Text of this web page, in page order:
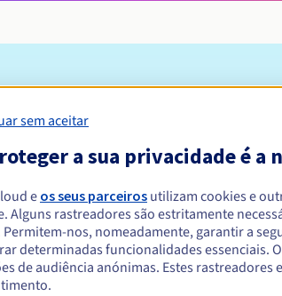
.yt?
toda a Europa, sendo elegíveis os
na Europa.
agora disponíveis nessa extensão!
que fazem parte de um estudo
sem aceitar
a sua privacidade é a
eos seus parceiros utilizam cookies e
Alguns rastreadores são estritamente
nos, nomeadamente, garantir a
determinadas funcionalidades essenciais.
de audiência anónimas. Estes rastreadores